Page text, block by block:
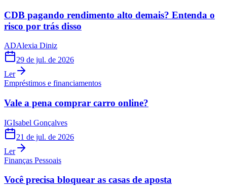
CDB pagando rendimento alto demais? Entenda o
risco por trás disso
ADAlexia Diniz
29 de jul. de 2026
Ler
Empréstimos e financiamentos
Vale a pena comprar carro online?
IGIsabel Gonçalves
21 de jul. de 2026
Ler
Finanças Pessoais
Você precisa bloquear as casas de aposta